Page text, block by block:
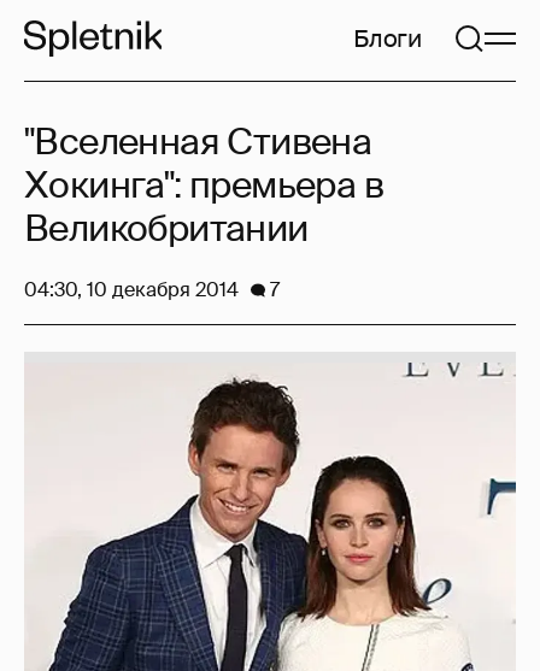
Блоги
"Вселенная Стивена
Хокинга": премьера в
Великобритании
04:30, 10 декабря 2014 7